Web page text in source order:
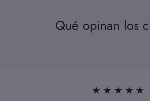
Qué opinan los
★★★★★